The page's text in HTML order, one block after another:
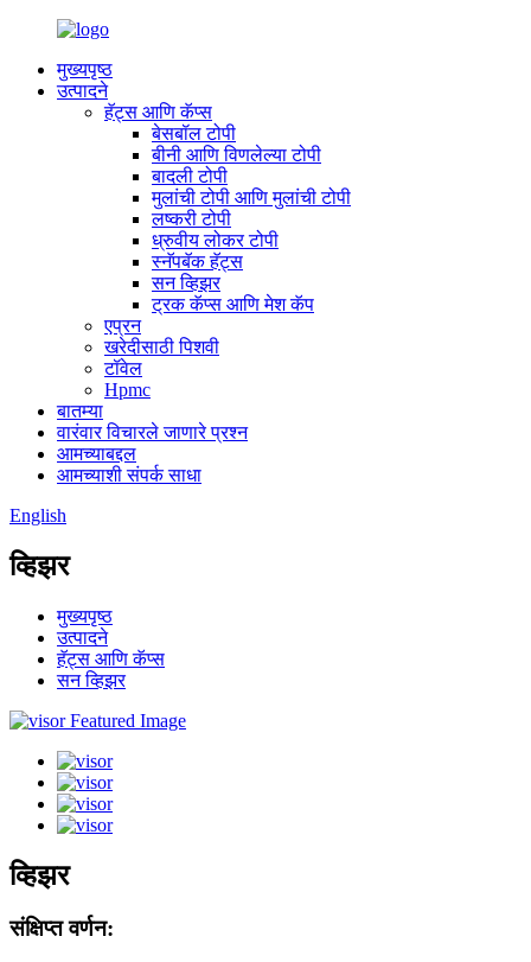
मुख्यपृष्ठ
उत्पादने
हॅट्स आणि कॅप्स
बेसबॉल टोपी
बीनी आणि विणलेल्या टोपी
बादली टोपी
मुलांची टोपी आणि मुलांची टोपी
लष्करी टोपी
ध्रुवीय लोकर टोपी
स्नॅपबॅक हॅट्स
सन व्हिझर
ट्रक कॅप्स आणि मेश कॅप
एप्रन
खरेदीसाठी पिशवी
टॉवेल
Hpmc
बातम्या
वारंवार विचारले जाणारे प्रश्न
आमच्याबद्दल
आमच्याशी संपर्क साधा
English
व्हिझर
मुख्यपृष्ठ
उत्पादने
हॅट्स आणि कॅप्स
सन व्हिझर
व्हिझर
संक्षिप्त वर्णन: